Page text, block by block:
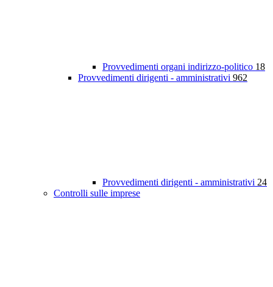
Provvedimenti organi indirizzo-politico 18
Provvedimenti dirigenti - amministrativi 962
Provvedimenti dirigenti - amministrativi 24
Controlli sulle imprese